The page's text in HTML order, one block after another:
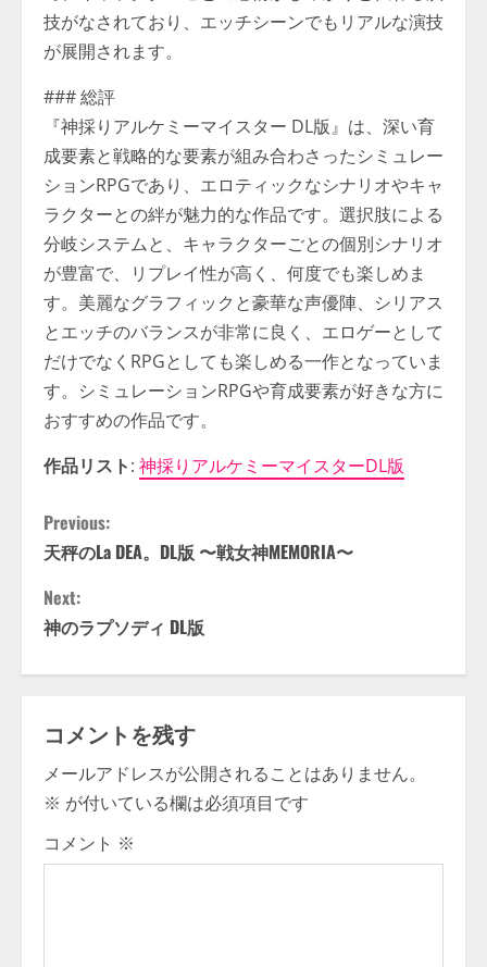
技がなされており、エッチシーンでもリアルな演技
が展開されます。
### 総評
『神採りアルケミーマイスター DL版』は、深い育
成要素と戦略的な要素が組み合わさったシミュレー
ションRPGであり、エロティックなシナリオやキャ
ラクターとの絆が魅力的な作品です。選択肢による
分岐システムと、キャラクターごとの個別シナリオ
が豊富で、リプレイ性が高く、何度でも楽しめま
す。美麗なグラフィックと豪華な声優陣、シリアス
とエッチのバランスが非常に良く、エロゲーとして
だけでなくRPGとしても楽しめる一作となっていま
す。シミュレーションRPGや育成要素が好きな方に
おすすめの作品です。
作品リスト: 神採りアルケミーマイスターDL版
C
o
n
t
n
u
e
Previous:
天秤のLa DEA。DL版 〜戦女神MEMORIA〜
Next:
神のラプソディ DL版
コメントを残す
メールアドレスが公開されることはありません。
※ が付いている欄は必須項目です
コメント ※